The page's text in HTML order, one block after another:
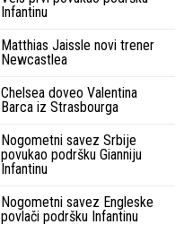
Infantinu
Matthias Jaissle novi trener
Newcastlea
Chelsea doveo Valentina
Barca iz Strasbourga
Nogometni savez Srbije
povukao podršku Gianniju
Infantinu
Nogometni savez Engleske
povlači podršku Infantinu